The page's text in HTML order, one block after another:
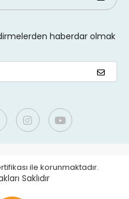
haberdar olmak
ile korunmaktadır.
Saklıdır